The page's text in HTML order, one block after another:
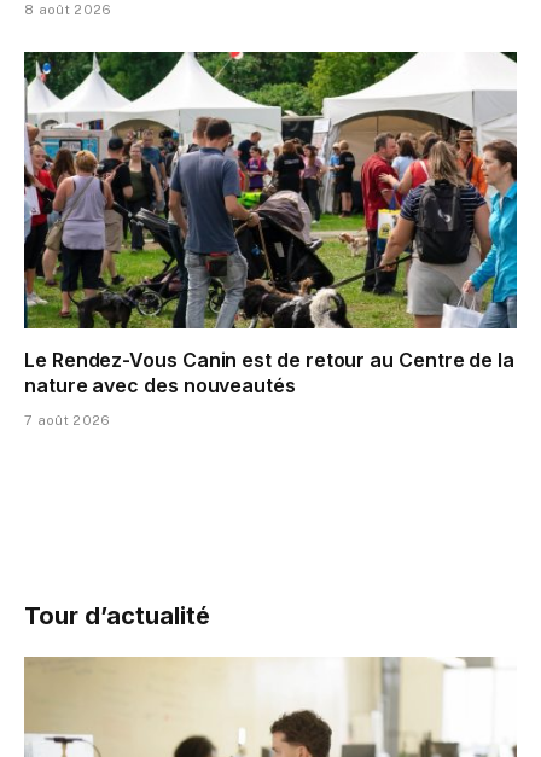
8 août 2026
Le Rendez-Vous Canin est de retour au Centre de la
nature avec des nouveautés
7 août 2026
Tour d’actualité